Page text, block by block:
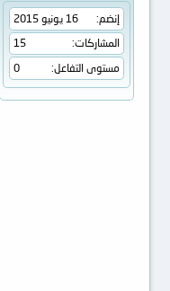
إنضم
16 يونيو 2015
المشاركات
15
مستوى التفاعل
0